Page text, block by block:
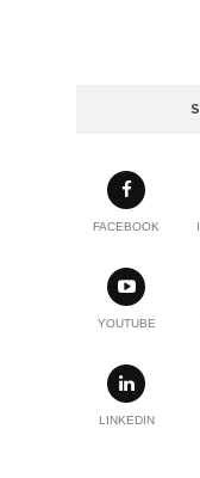
FACEBOOK
YOUTUBE
LINKEDIN